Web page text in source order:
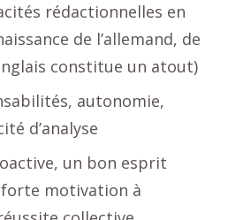
rédactionnelles en
de l’allemand, de
constitue un atout)
autonomie,
d’analyse
un bon esprit
forte motivation à